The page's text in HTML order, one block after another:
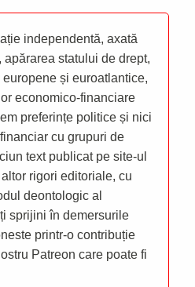
independentă, axată
statului de drept,
și euroatlantice,
economico-financiare
preferințe politice și nici
cu grupuri de
text publicat pe site-ul
rigori editoriale, cu
deontologic al
sprijini în demersurile
printr-o contribuție
Patreon care poate fi